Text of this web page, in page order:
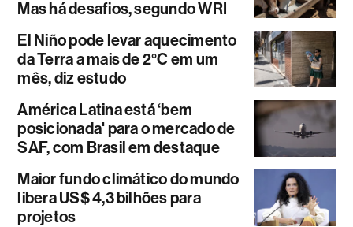
Mas há desafios, segundo WRI
El Niño pode levar aquecimento
da Terra a mais de 2°C em um
mês, diz estudo
América Latina está ‘bem
posicionada' para o mercado de
SAF, com Brasil em destaque
Maior fundo climático do mundo
libera US$ 4,3 bilhões para
projetos